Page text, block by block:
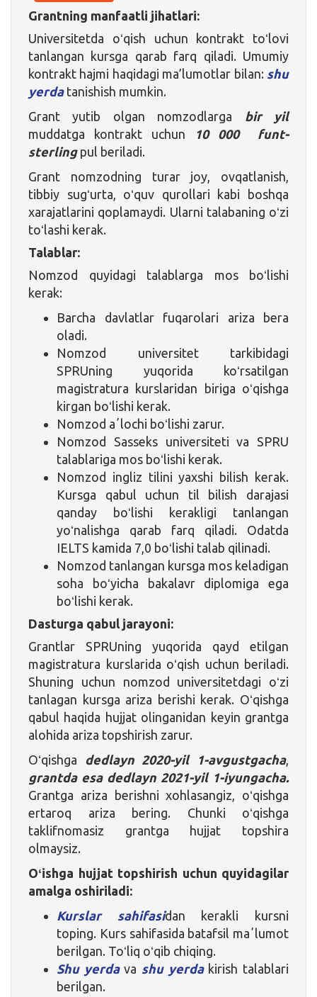
Grantning manfaatli jihatlari:
Universitetda oʻqish uchun kontrakt toʻlovi
tanlangan kursga qarab farq qiladi. Umumiy
kontrakt hajmi haqidagi ma’lumotlar bilan: shu
yerdatanishish mumkin.
Grant yutib olgan nomzodlarga
bir yil
muddatga kontrakt uchun
10 000
funt-
sterlingpul beriladi.
Grant nomzodning turar joy, ovqatlanish,
tibbiy sugʻurta, oʻquv qurollari kabi boshqa
xarajatlarini qoplamaydi. Ularni talabaning oʻzi
toʻlashi kerak.
Talablar:
Nomzod quyidagi talablarga mos boʻlishi
kerak:
Barcha davlatlar fuqarolari ariza bera
oladi.
Nomzod universitet tarkibidagi
SPRUning yuqorida koʻrsatilgan
magistratura kurslaridan biriga oʻqishga
kirgan boʻlishi kerak.
Nomzod aʼlochi boʻlishi zarur.
Nomzod Sasseks universiteti va SPRU
talablariga mos boʻlishi kerak.
Nomzod ingliz tilini yaxshi bilish kerak.
Kursga qabul uchun til bilish darajasi
qanday boʻlishi kerakligi tanlangan
yoʻnalishga qarab farq qiladi. Odatda
IELTS kamida 7,0 boʻlishi talab qilinadi.
Nomzod tanlangan kursga mos keladigan
soha boʻyicha bakalavr diplomiga ega
boʻlishi kerak.
Dasturga qabul jarayoni:
Grantlar SPRUning yuqorida qayd etilgan
magistratura kurslarida oʻqish uchun beriladi.
Shuning uchun nomzod universitetdagi oʻzi
tanlagan kursga ariza berishi kerak. Oʻqishga
qabul haqida hujjat olinganidan keyin grantga
alohida ariza topshirish zarur.
Oʻqishga dedlayn 2020-yil 1-avgustgacha,
grantda esa dedlayn 2021-yil 1-iyungacha.
Grantga ariza berishni xohlasangiz, oʻqishga
ertaroq ariza bering. Chunki oʻqishga
taklifnomasiz grantga hujjat topshira
olmaysiz.
Oʻishga hujjat topshirish uchun quyidagilar
amalga oshiriladi:
Kurslar sahifasidan kerakli kursni
toping. Kurs sahifasida batafsil maʼlumot
berilgan. Toʻliq oʻqib chiqing.
Shu yerda va shu yerdakirish talablari
berilgan.